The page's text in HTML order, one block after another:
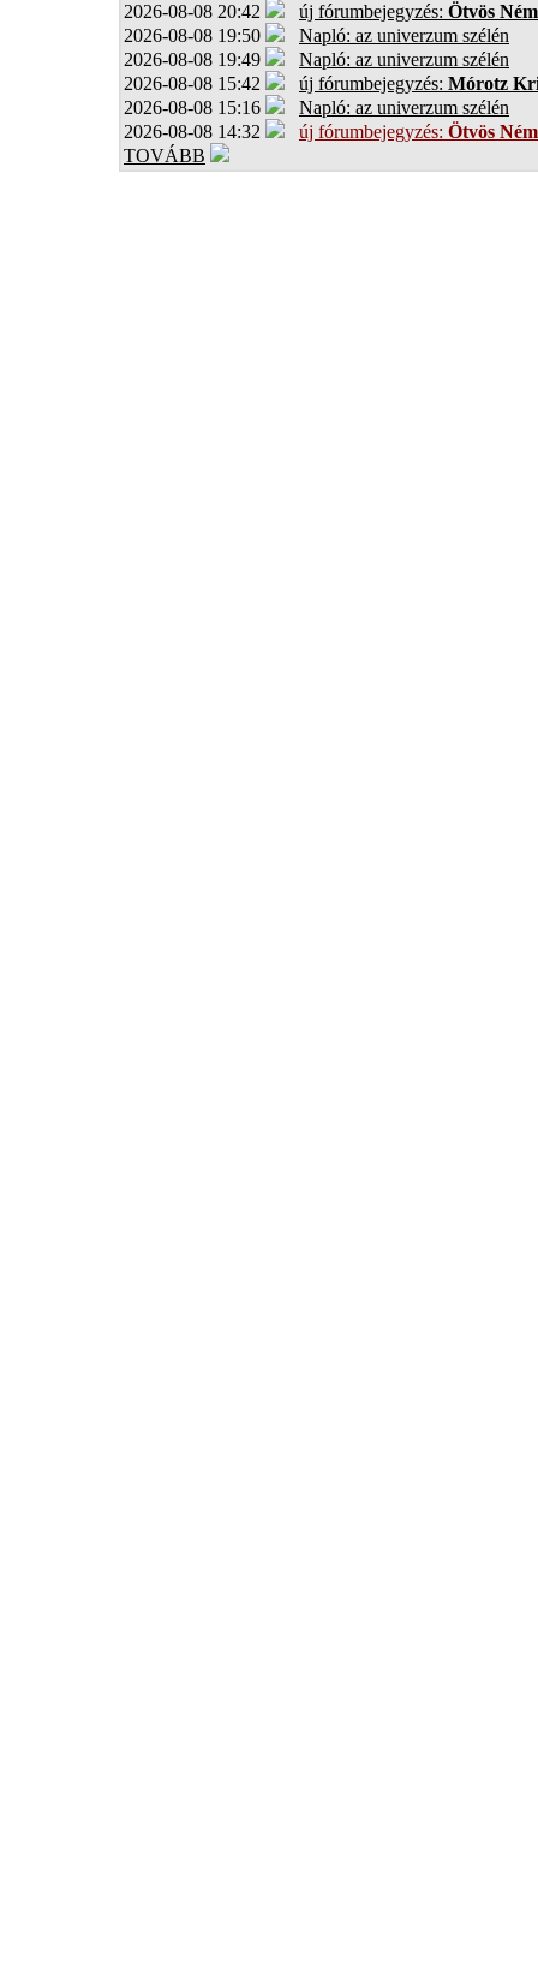
2026-08-08 20:42 új fórumbejegyzés: Ötvös
2026-08-08 19:50
Napló: az univerzum szélén
2026-08-08 19:49
Napló: az univerzum szélén
2026-08-08 15:42
új fórumbejegyzés: Mórotz
2026-08-08 15:16
Napló: az univerzum szélén
2026-08-08 14:32
új fórumbejegyzés: Ötvös
TOVÁBB